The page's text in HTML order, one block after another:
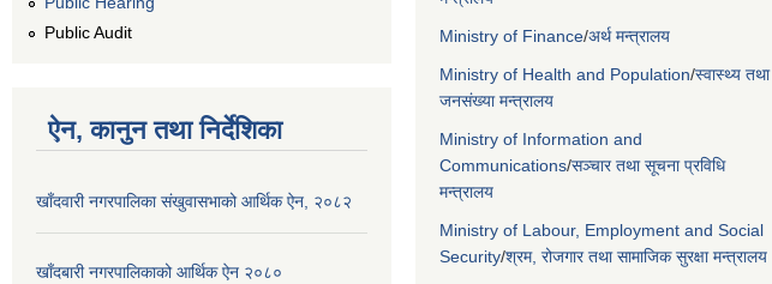
Public Audit
ऐन, कानुन तथा निर्देशिका
खाँदवारी नगरपालिका संखुवासभाको आर्थिक ऐन, २०८२
खाँदबारी नगरपालिकाको आर्थिक ऐन २०८०
Ministry of Finance/अर्थ मन्त्रालय
Ministry of Health and Population/स्वास्थ्य तथा
जनसंख्या मन्त्रालय
Ministry of Information and
Communications/सञ्चार तथा सूचना प्रविधि
मन्त्रालय
Ministry of Labour, Employment and Social
Security/श्रम, रोजगार तथा सामाजिक सुरक्षा मन्त्रालय